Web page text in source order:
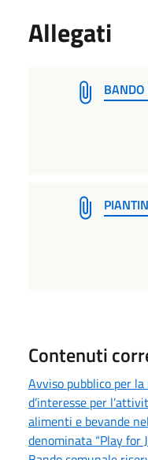
Allegati
Contenuti
Avviso pubblico per
d’interesse per
alimenti e bevande
denominata “Play for